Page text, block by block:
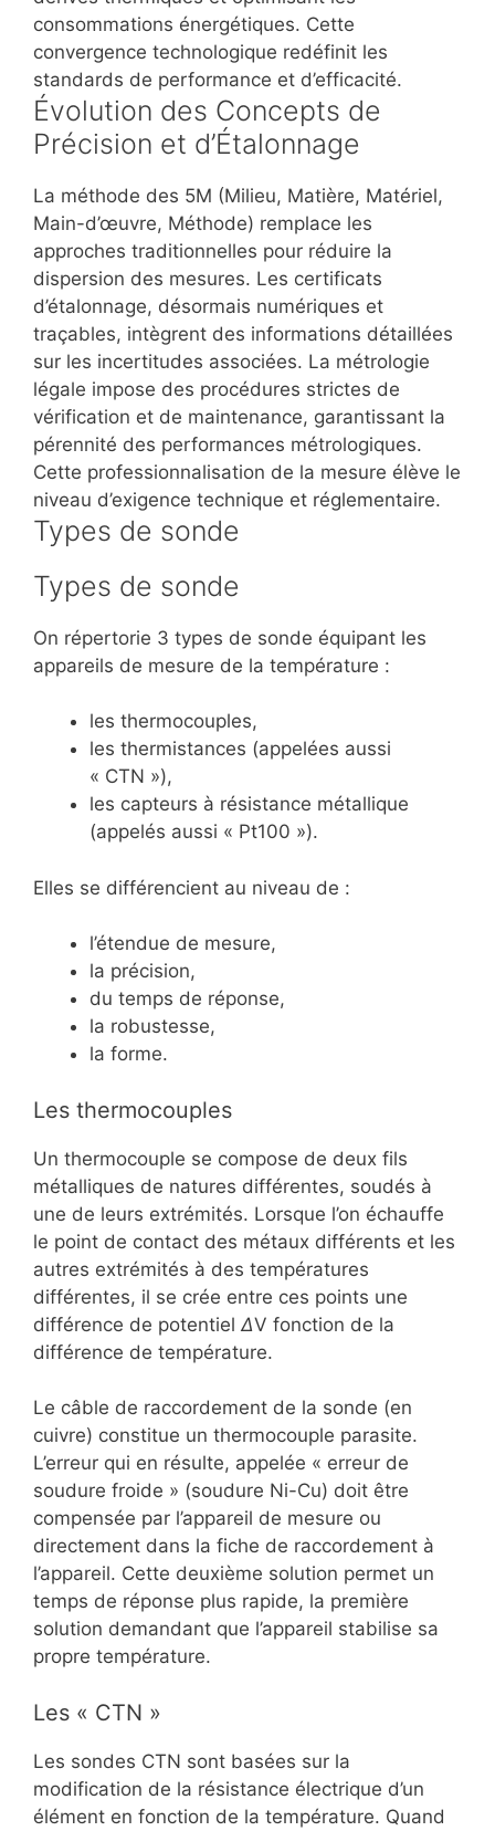
consommations énergétiques. Cette
convergence technologique redéfinit les
standards de performance et d’efficacité.
Évolution des Concepts de
Précision et d’Étalonnage
La méthode des 5M (Milieu, Matière, Matériel,
Main-d’œuvre, Méthode) remplace les
approches traditionnelles pour réduire la
dispersion des mesures. Les certificats
d’étalonnage, désormais numériques et
traçables, intègrent des informations détaillées
sur les incertitudes associées. La métrologie
légale impose des procédures strictes de
vérification et de maintenance, garantissant la
pérennité des performances métrologiques.
Cette professionnalisation de la mesure élève le
niveau d’exigence technique et réglementaire.
Types de sonde
Types de sonde
On répertorie 3 types de sonde équipant les
appareils de mesure de la température :
les thermocouples,
les thermistances (appelées aussi
« CTN »),
les capteurs à résistance métallique
(appelés aussi « Pt100 »).
Elles se différencient au niveau de :
l’étendue de mesure,
la précision,
du temps de réponse,
la robustesse,
la forme.
Les thermocouples
Un thermocouple se compose de deux fils
métalliques de natures différentes, soudés à
une de leurs extrémités. Lorsque l’on échauffe
le point de contact des métaux différents et les
autres extrémités à des températures
différentes, il se crée entre ces points une
différence de potentiel ΔV fonction de la
différence de température.
Le câble de raccordement de la sonde (en
cuivre) constitue un thermocouple parasite.
L’erreur qui en résulte, appelée « erreur de
soudure froide » (soudure Ni-Cu) doit être
compensée par l’appareil de mesure ou
directement dans la fiche de raccordement à
l’appareil. Cette deuxième solution permet un
temps de réponse plus rapide, la première
solution demandant que l’appareil stabilise sa
propre température.
Les « CTN »
Les sondes CTN sont basées sur la
modification de la résistance électrique d’un
élément en fonction de la température. Quand